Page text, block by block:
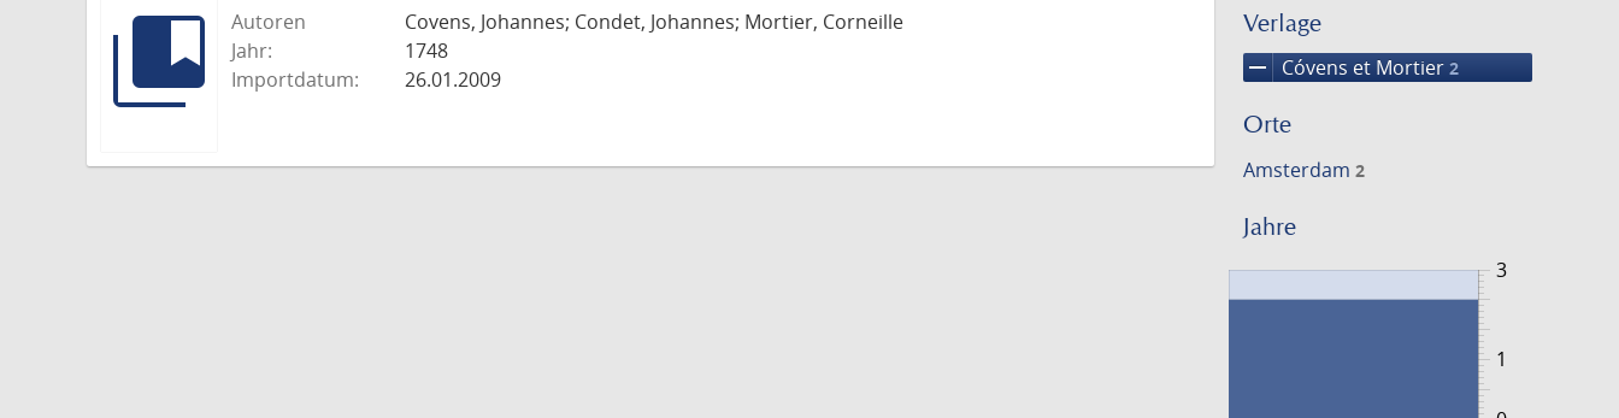
Verlage
remove Cóvens et Mortier 2
Orte
Amsterdam 2
Jahre
3
1
Autoren
Covens, Johannes; Condet, Johannes; Mortier, Corneille
Jahr:
1748
Importdatum:
26.01.2009